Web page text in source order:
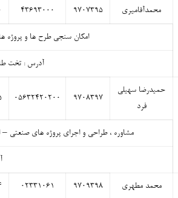
محمدآقامیری ۹۷۰۷۳۹۵ ۴۳۶۹۳۰۰۰
امکان سنجی طرح ها و پروژه
آدرس : تخت طاووس
حمیدرضا سهیلی
فرد
۹۷۰۸۳۹۷ ۰۵۶۳۲۴۲۰۲۰۰
مشاوره ، طراحی و اجرای پروژه های صنعتی –
محمد مطهری ۹۷۰۹۳۹۸ ۰۲۳۳۱۰۶۱